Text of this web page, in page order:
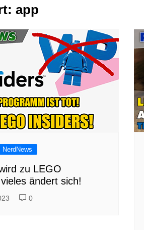
For
app
NerdNews
zu LEGO
ändert sich!
0